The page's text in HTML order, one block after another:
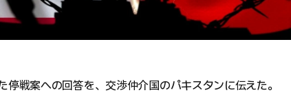
停戦案への回答を、交渉仲介国のパキスタンに伝えた。